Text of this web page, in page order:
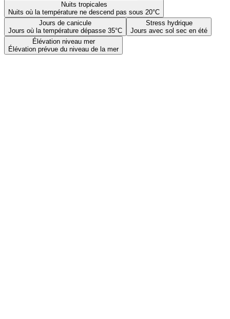
Nuits tropicales
Nuits où la température ne descend pas sous 20°C
Jours de canicule
Jours où la température dépasse 35°C
Stress hydrique
Jours avec sol sec en été
Élévation niveau mer
Élévation prévue du niveau de la mer